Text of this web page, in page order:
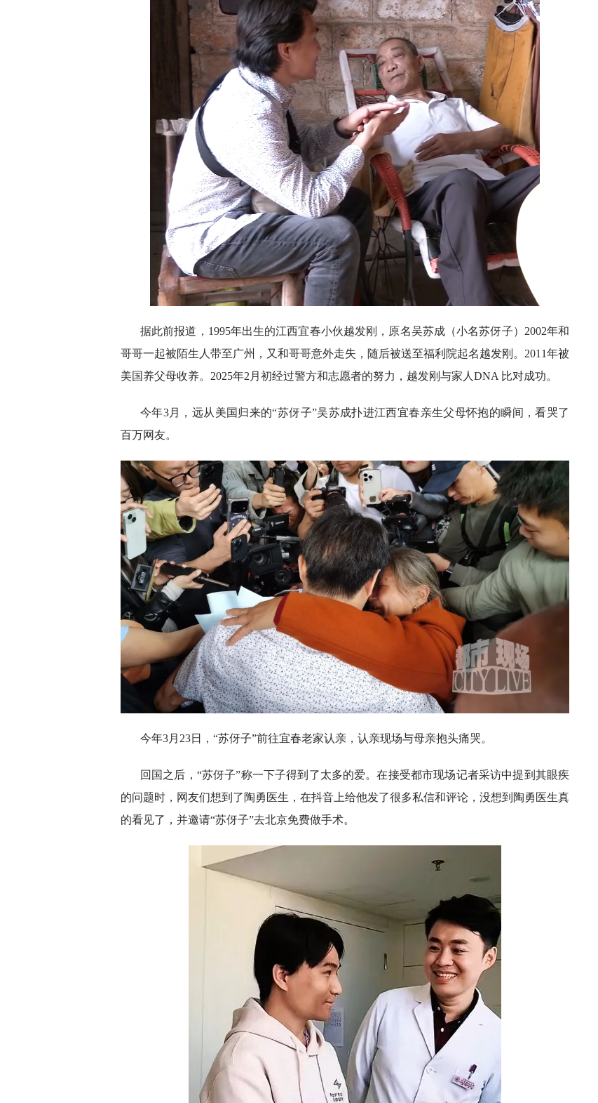
据此前报道，1995年出生的江西宜春小伙越发刚，原名吴苏成（小名苏伢子）2002年和
哥哥一起被陌生人带至广州，又和哥哥意外走失，随后被送至福利院起名越发刚。2011年被
美国养父母收养。2025年2月初经过警方和志愿者的努力，越发刚与家人DNA 比对成功。
今年3月，远从美国归来的“苏伢子”吴苏成扑进江西宜春亲生父母怀抱的瞬间，看哭了
百万网友。
今年3月23日，“苏伢子”前往宜春老家认亲，认亲现场与母亲抱头痛哭。
回国之后，“苏伢子”称一下子得到了太多的爱。在接受都市现场记者采访中提到其眼疾
的问题时，网友们想到了陶勇医生，在抖音上给他发了很多私信和评论，没想到陶勇医生真
的看见了，并邀请“苏伢子”去北京免费做手术。